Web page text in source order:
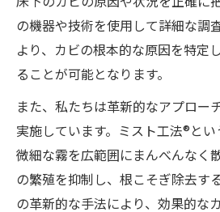
の機器や技術を使用して詳細な調
より、カビの根本的な原因を特定
ることが可能となります。
また、私たちは革新的なアプロー
実施しています。ミスト工法®と
微細な霧を広範囲にまんべんなく
の繁殖を抑制し、根こそぎ除去す
の革新的な手法により、効果的な